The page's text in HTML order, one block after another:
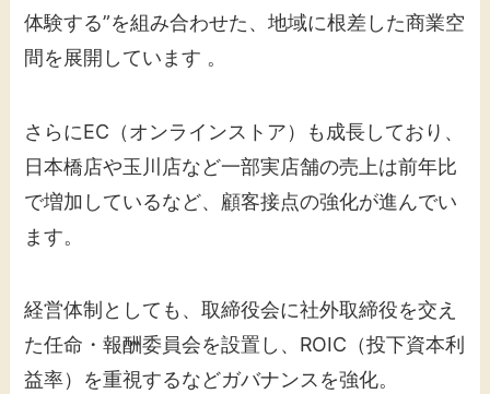
体験する”を組み合わせた、地域に根差した商業空
間を展開しています 。
さらにEC（オンラインストア）も成長しており、
日本橋店や玉川店など一部実店舗の売上は前年比
で増加しているなど、顧客接点の強化が進んでい
ます。
経営体制としても、取締役会に社外取締役を交え
た任命・報酬委員会を設置し、ROIC（投下資本利
益率）を重視するなどガバナンスを強化。